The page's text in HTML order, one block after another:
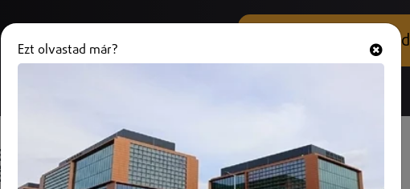
+36 (20) 316 3000 Hallgasd és nézd
rászoruló gyerekekhez a
Ezt olvastad már?